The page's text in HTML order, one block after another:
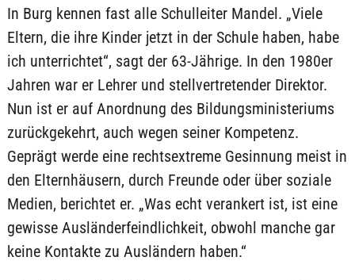
In Burg kennen fast alle Schulleiter Mandel. „Viele
Eltern, die ihre Kinder jetzt in der Schule haben, habe
ich unterrichtet“, sagt der 63-Jährige. In den 1980er
Jahren war er Lehrer und stellvertretender Direktor.
Nun ist er auf Anordnung des Bildungsministeriums
zurückgekehrt, auch wegen seiner Kompetenz.
Geprägt werde eine rechtsextreme Gesinnung meist in
den Elternhäusern, durch Freunde oder über soziale
Medien, berichtet er. „Was echt verankert ist, ist eine
gewisse Ausländerfeindlichkeit, obwohl manche gar
keine Kontakte zu Ausländern haben.“